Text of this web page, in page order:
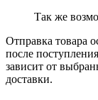
Так же
Отправка товара
после
зависит от
доставки.